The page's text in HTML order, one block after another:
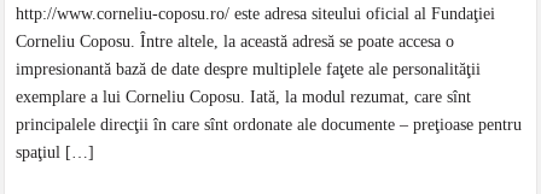
http://www.corneliu-coposu.ro/ este adresa siteului oficial al Fundaţiei
Corneliu Coposu. Între altele, la această adresă se poate accesa o
impresionantă bază de date despre multiplele faţete ale personalităţii
exemplare a lui Corneliu Coposu. Iată, la modul rezumat, care sînt
principalele direcţii în care sînt ordonate ale documente – preţioase pentru
spaţiul […]